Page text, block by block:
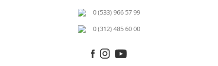
0 (533) 966 57 99
0 (312) 485 60 00